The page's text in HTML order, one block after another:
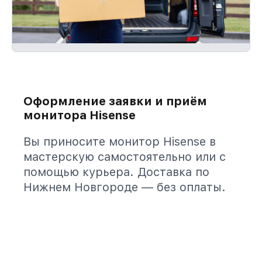
Оформление заявки и приём
монитора Hisense
Вы приносите монитор Hisense в
мастерскую самостоятельно или с
помощью курьера. Доставка по
Нижнем Новгороде — без оплаты.